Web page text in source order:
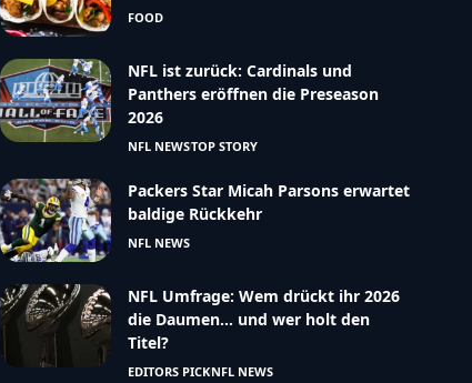
FOOD
NFL ist zurück: Cardinals und
Panthers eröffnen die Preseason
2026
NFL NEWSTOP STORY
Packers Star Micah Parsons erwartet
baldige Rückkehr
NFL NEWS
NFL Umfrage: Wem drückt ihr 2026
die Daumen… und wer holt den
Titel?
EDITORS PICKNFL NEWS